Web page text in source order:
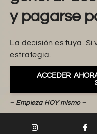
y pagarse
La decisión es tuya. Si
estrategia.
ACCEDER
– Empieza HOY mismo –